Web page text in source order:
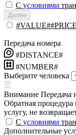
С условиями
Далее
Передача номера
#DISTANCE#
#NUMBER#
Выберите человека
Внимание Передача
Обратная процедура
услугу, не
С условиями
Дополнительные